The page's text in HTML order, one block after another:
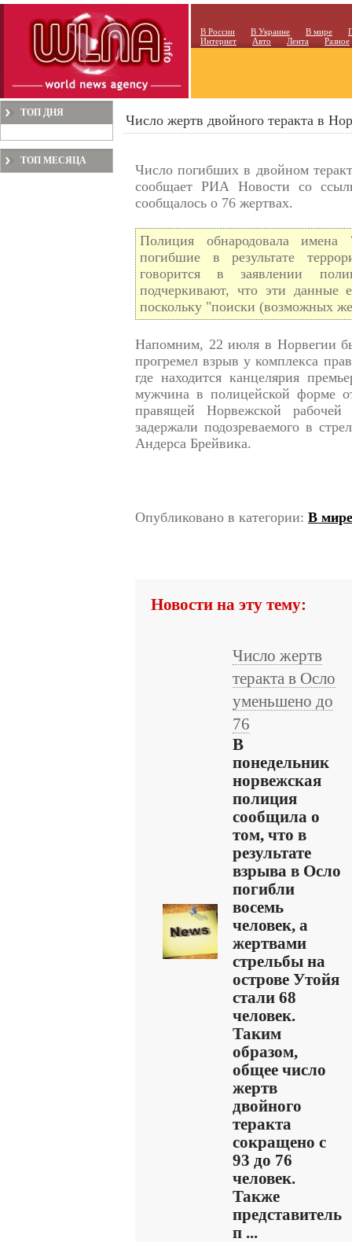
В России В Украине В мире
Интернет
Авто Лента Разное
ТОП ДНЯ
ТОП МЕСЯЦА
Число жертв двойного теракта в
Число погибших в двойном
сообщает РИА Новости со
сообщалось о 76 жертвах.
Полиция обнародовала
погибшие в результате
говорится в заявлении
подчеркивают, что эти данные
поскольку "поиски (возможных
Напомним, 22 июля в Норвегии
прогремел взрыв у комплекса
где находится канцелярия
мужчина в полицейской форме
правящей Норвежской
задержали подозреваемого в
Андерса Брейвика.
Опубликовано в категории: В мире
Новости на эту тему:
Число жертв
теракта в Осло
уменьшено до
76
В
понедельник
норвежская
полиция
сообщила о
том, что в
результате
взрыва в Осло
погибли
восемь
человек, а
жертвами
стрельбы на
острове Утойя
стали 68
человек.
Таким
образом,
общее число
жертв
двойного
теракта
сокращено с
93 до 76
человек.
Также
представитель
п ...